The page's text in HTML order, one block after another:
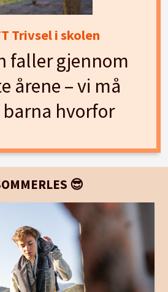
Trivsel i skolen
faller gjennom
årene – vi må
hvorfor
😎